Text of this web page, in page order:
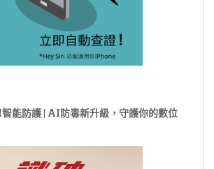
能防護 | AI防毒新升級，守護你的數位